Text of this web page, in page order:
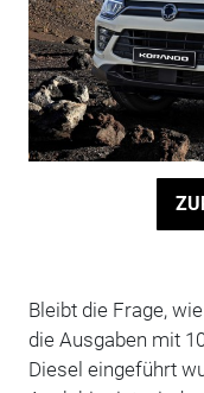
Bleibt die Frage,
die Ausgaben mit
Diesel eingeführt